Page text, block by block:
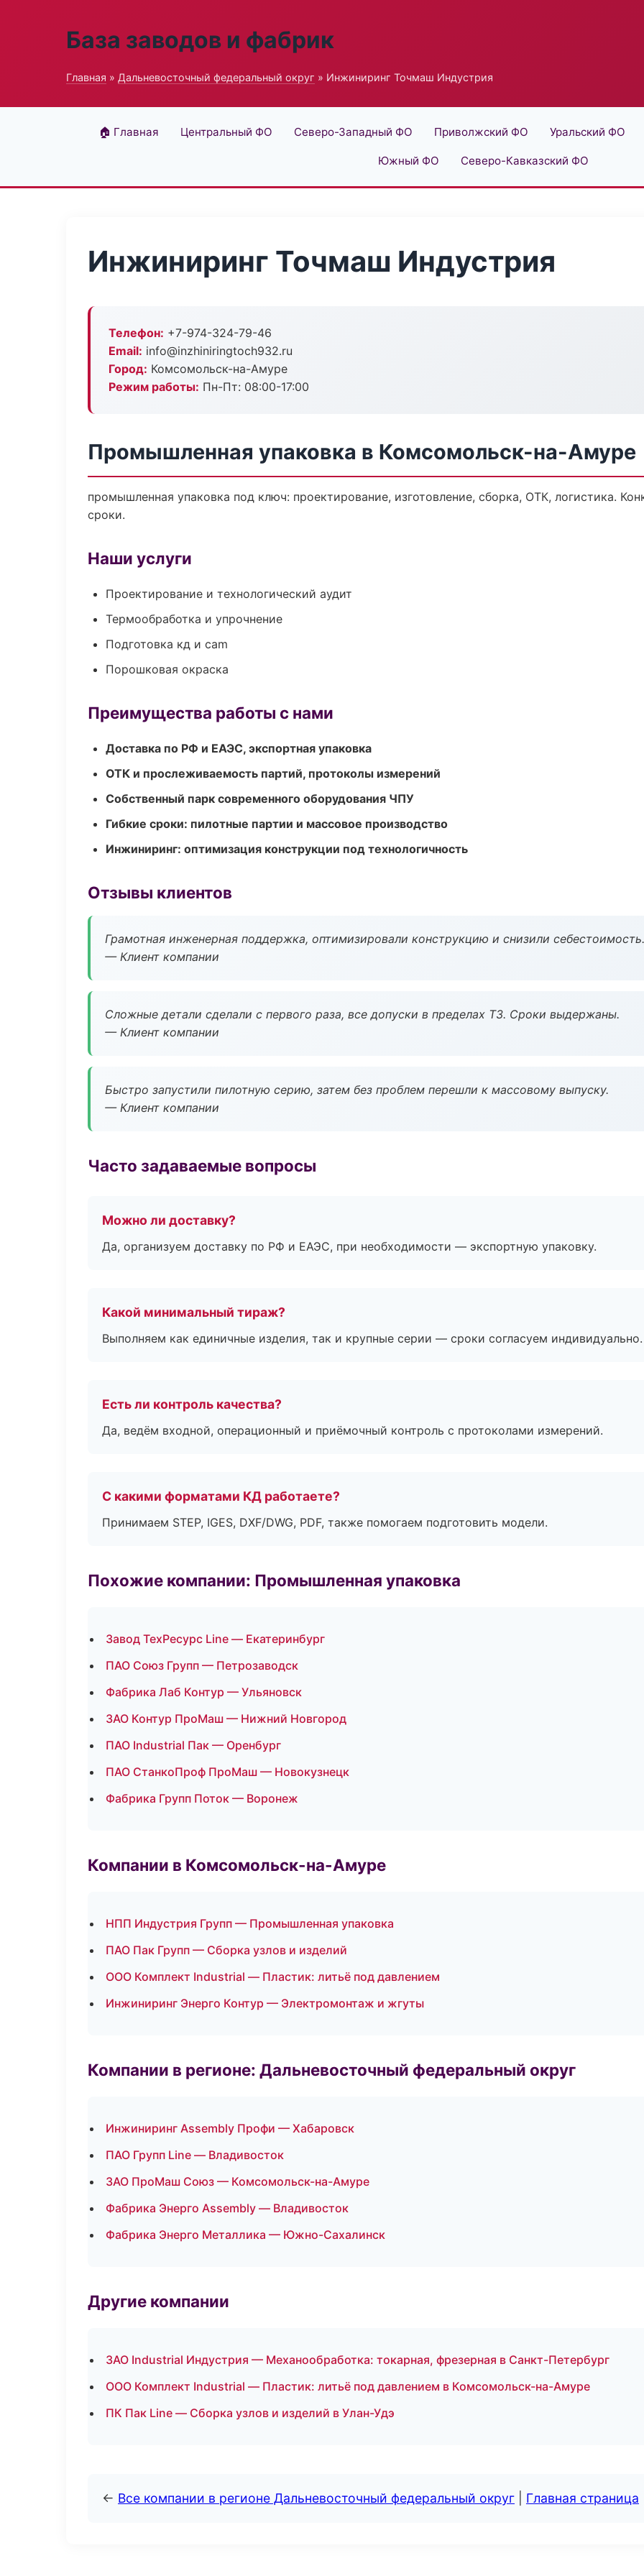
База заводов и фабрик
Главная » Дальневосточный федеральный округ » Инжиниринг Точмаш Индустрия
🏠 Главная Центральный ФО Северо-Западный ФО Приволжский ФО Уральский ФО
Южный ФО Северо-Кавказский ФО
Инжиниринг Точмаш Индустрия
Телефон: +7-974-324-79-46
Email: info@inzhiniringtoch932.ru
Город: Комсомольск-на-Амуре
Режим работы: Пн-Пт: 08:00-17:00
Промышленная упаковка в Комсомольск-на-Амуре
промышленная упаковка под ключ: проектирование, изготовление, сборка, ОТК, логистика.
сроки.
Наши услуги
Проектирование и технологический аудит
Термообработка и упрочнение
Подготовка кд и cam
Порошковая окраска
Преимущества работы с нами
Доставка по РФ и ЕАЭС, экспортная упаковка
ОТК и прослеживаемость партий, протоколы измерений
Собственный парк современного оборудования ЧПУ
Гибкие сроки: пилотные партии и массовое производство
Инжиниринг: оптимизация конструкции под технологичность
Отзывы клиентов
Грамотная инженерная поддержка, оптимизировали конструкцию и снизили себестоимость.
— Клиент компании
Сложные детали сделали с первого раза, все допуски в пределах ТЗ. Сроки выдержаны.
— Клиент компании
Быстро запустили пилотную серию, затем без проблем перешли к массовому выпуску.
— Клиент компании
Часто задаваемые вопросы
Можно ли доставку?
Да, организуем доставку по РФ и ЕАЭС, при необходимости — экспортную упаковку.
Какой минимальный тираж?
Выполняем как единичные изделия, так и крупные серии — сроки согласуем индивидуально.
Есть ли контроль качества?
Да, ведём входной, операционный и приёмочный контроль с протоколами измерений.
С какими форматами КД работаете?
Принимаем STEP, IGES, DXF/DWG, PDF, также помогаем подготовить модели.
Похожие компании: Промышленная упаковка
Завод ТехРесурс Line — Екатеринбург
ПАО Союз Групп — Петрозаводск
Фабрика Лаб Контур — Ульяновск
ЗАО Контур ПроМаш — Нижний Новгород
ПАО Industrial Пак — Оренбург
ПАО СтанкоПроф ПроМаш — Новокузнецк
Фабрика Групп Поток — Воронеж
Компании в Комсомольск-на-Амуре
НПП Индустрия Групп — Промышленная упаковка
ПАО Пак Групп — Сборка узлов и изделий
ООО Комплект Industrial — Пластик: литьё под давлением
Инжиниринг Энерго Контур — Электромонтаж и жгуты
Компании в регионе: Дальневосточный федеральный округ
Инжиниринг Assembly Профи — Хабаровск
ПАО Групп Line — Владивосток
ЗАО ПроМаш Союз — Комсомольск-на-Амуре
Фабрика Энерго Assembly — Владивосток
Фабрика Энерго Металлика — Южно-Сахалинск
Другие компании
ЗАО Industrial Индустрия — Механообработка: токарная, фрезерная в Санкт-Петербург
ООО Комплект Industrial — Пластик: литьё под давлением в Комсомольск-на-Амуре
ПК Пак Line — Сборка узлов и изделий в Улан-Удэ
← Все компании в регионе Дальневосточный федеральный округ Главная страница